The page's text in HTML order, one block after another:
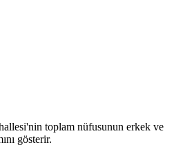
toplam nüfusunun erkek ve
gösterir.